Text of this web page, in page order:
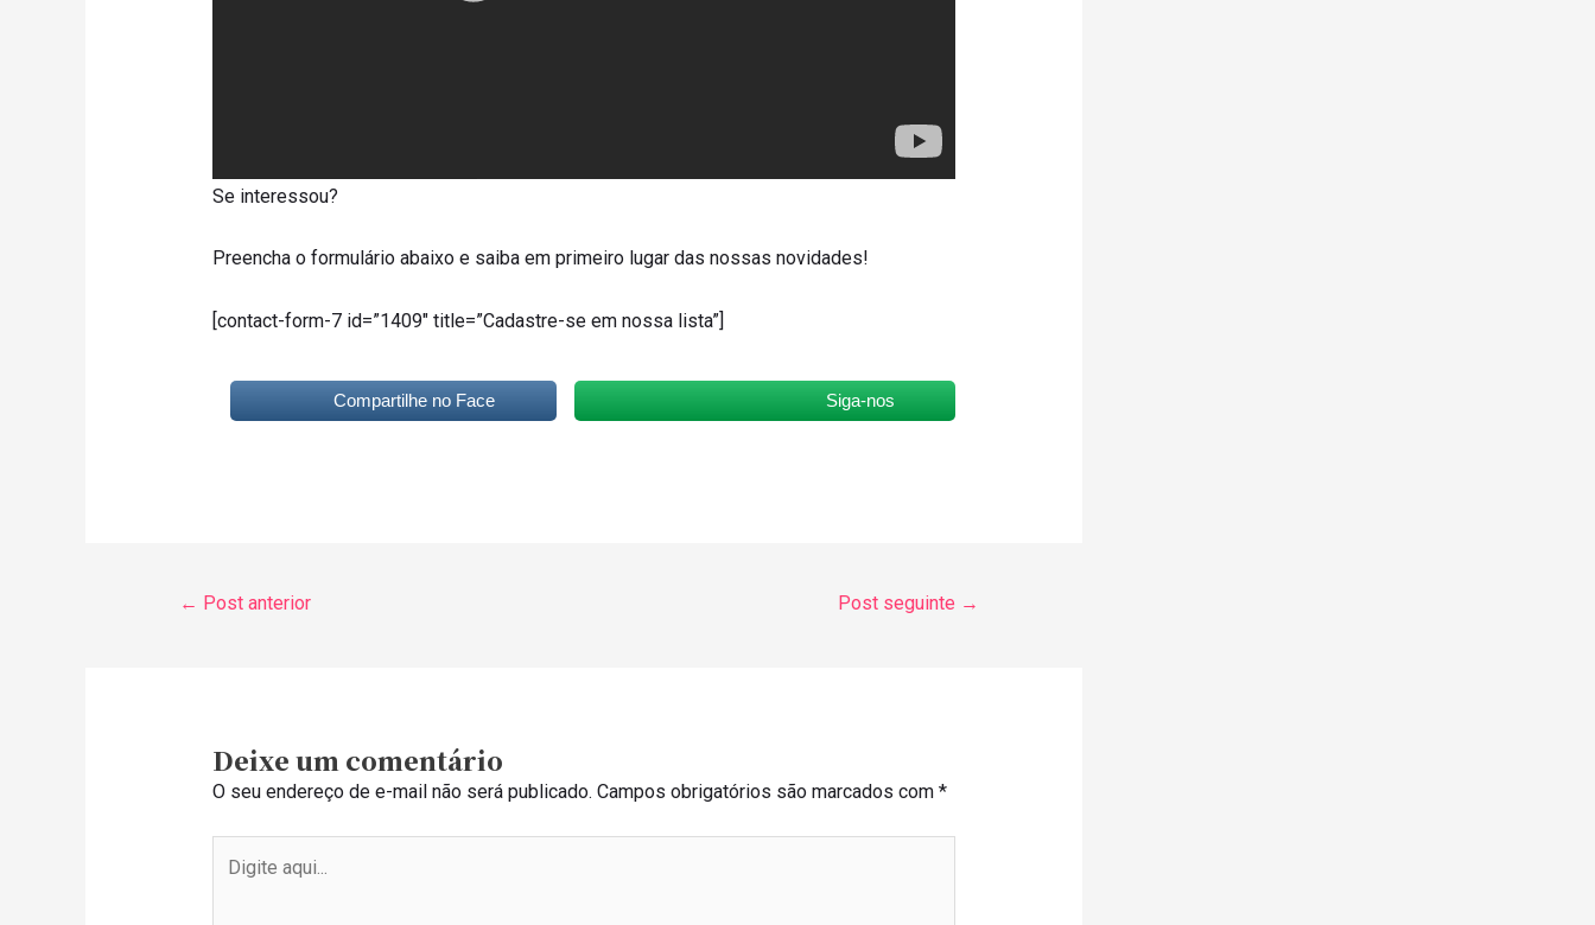
Se interessou?
Preencha o formulário abaixo e saiba em primeiro lugar das nossas novidades!
[contact-form-7 id=”1409″ title=”Cadastre-se em nossa lista”]
Compartilhe no Face Siga-nos
← Post anterior Post seguinte →
Deixe um comentário
O seu endereço de e-mail não será publicado. Campos obrigatórios são marcados com *
aqui...